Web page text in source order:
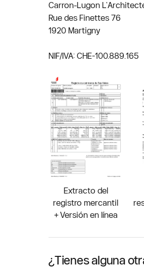
Carron-Lugon
Rue des Finettes 76
1920 Martigny
NIF/IVA: CHE-100.889.165
Extracto del
registro mercantil
+ Versión en línea
¿Tienes alguna